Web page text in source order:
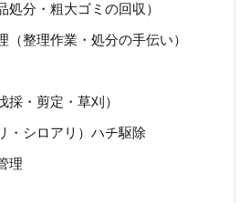
処分・粗大ゴミの回収）
（整理作業・処分の手伝い）
・剪定・草刈）
・シロアリ）ハチ駆除
理